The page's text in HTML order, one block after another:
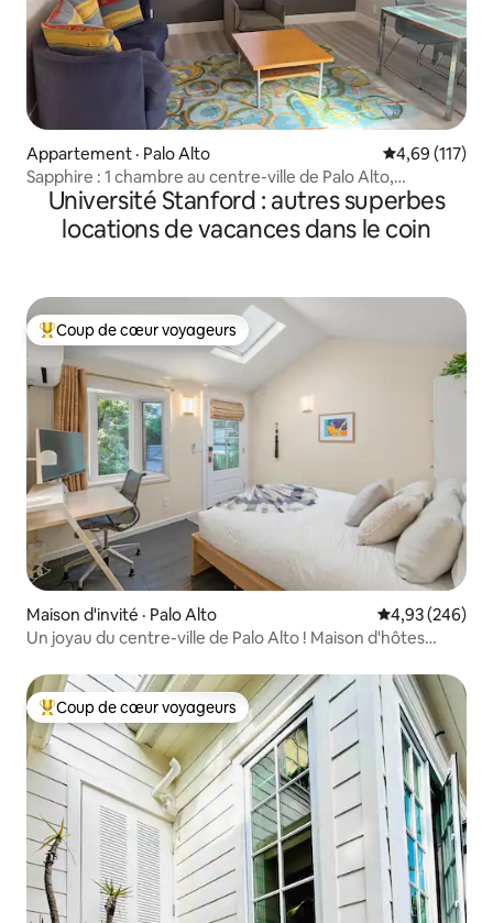
Appartement · Palo Alto Note
4,69 (117)
Sapphire : 1 chambre au centre-ville de Palo Alto,
Stanford, avec climatisation
Université Stanford : autres superbes
locations de vacances dans le coin
Coup de cœur voyageurs parmi les plus aimés
Coup de cœur voyageurs
Maison d'invité · Palo Alto Note
4,93 (246)
Un joyau du centre-ville de Palo Alto ! Maison d'hôtes
Coup de cœur voyageurs parmi les plus aimés
Coup de cœur voyageurs